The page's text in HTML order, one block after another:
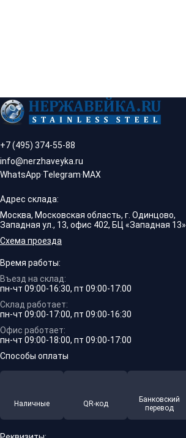
+7 (495) 374-55-88
info@nerzhaveyka.ru
WhatsApp·Telegram·MAX
Адрес склада:
Москва, Московская область, г. Одинцово,
Западная ул., 13, офис 402, БЦ «Западная 13».
Схема проезда
Время работы:
Въезд на склад:
пн-чт 09:00-16:30, пт 09:00-17:00
Склад работает:
пн-чт 09:00-17:00, пт 09:00-16:30
Офис работает:
пн-чт 09:00-18:00, пт 09:00-17:00
Способы оплаты
Наличные QR-код
Банковский
перевод